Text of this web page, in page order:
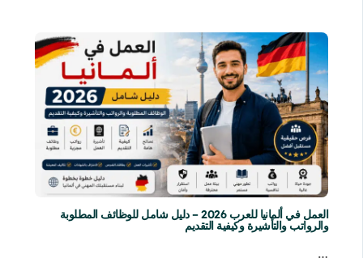
العمل في ألمانيا للعرب 2026 – دليل شامل للوظائف المطلوبة
والرواتب والتأشيرة وكيفية التقديم
…